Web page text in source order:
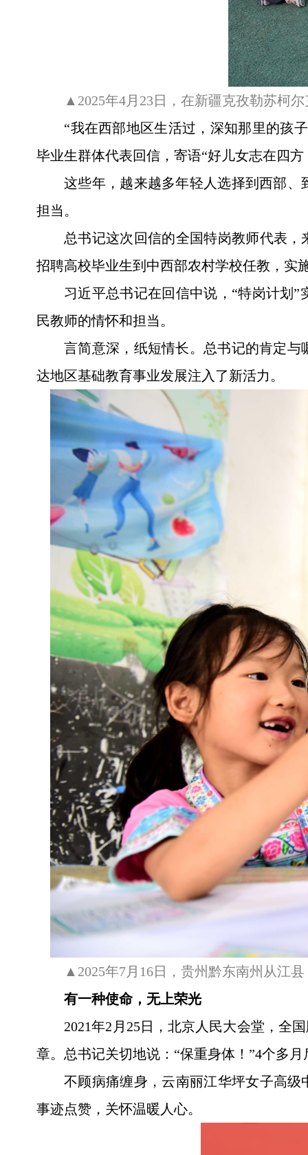
▲2025年4月23日，在新疆克孜勒苏柯
“我在西部地区生活过，深知那里的孩
毕业生群体代表回信，寄语“好儿女志在四
这些年，越来越多年轻人选择到西部
担当。
总书记这次回信的全国特岗教师代表
招聘高校毕业生到中西部农村学校任教，实
习近平总书记在回信中说，“特岗计划
民教师的情怀和担当。
言简意深，纸短情长。总书记的肯定
达地区基础教育事业发展注入了新活力。
▲2025年7月16日，贵州黔东南州从江
有一种使命，无上荣光
2021年2月25日，北京人民大会堂，全
章。总书记关切地说：“保重身体！”4个多
不顾病痛缠身，云南丽江华坪女子高
事迹点赞，关怀温暖人心。